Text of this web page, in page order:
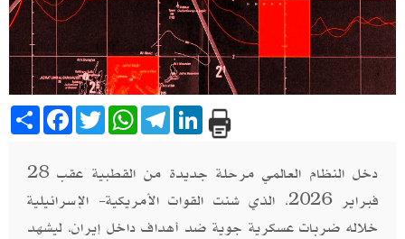
Share Facebook
TwitterWhatsAppTelegramLinkedIn
دخل النظام العالمي مرحلة جديدة من القطبية عقب 28
فبراير 2026، الذي شنت القوات الأمريكية- الإسرائيلية
خلاله ضربات عسكرية جوية ضد أهداف داخل إيران، ليشهد